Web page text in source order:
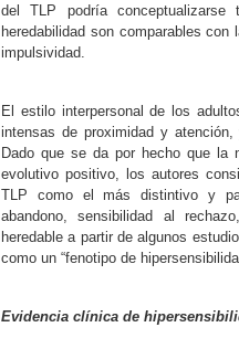
del TLP podría
heredabilidad son comparables
impulsividad.
El estilo interpersonal de los
intensas de proximidad y
Dado que se da por hecho que la
evolutivo positivo, los autores
TLP como el más distintivo y
abandono, sensibilidad al
heredable a partir de algunos
como un “fenotipo de
Evidencia clínica de